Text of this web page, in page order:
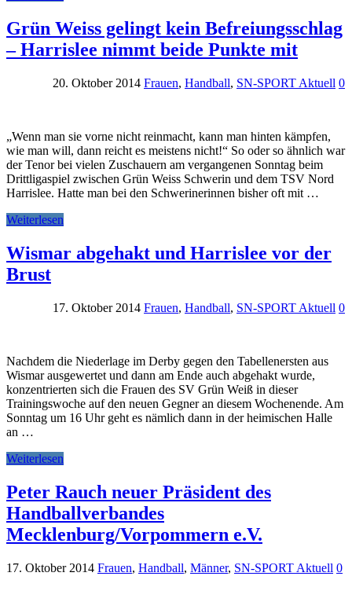
Grün Weiss gelingt kein Befreiungsschlag
– Harrislee nimmt beide Punkte mit
20. Oktober 2014 Frauen, Handball, SN-SPORT Aktuell 0
„Wenn man sie vorne nicht reinmacht, kann man hinten kämpfen,
wie man will, dann reicht es meistens nicht!“ So oder so ähnlich war
der Tenor bei vielen Zuschauern am vergangenen Sonntag beim
Drittligaspiel zwischen Grün Weiss Schwerin und dem TSV Nord
Harrislee. Hatte man bei den Schwerinerinnen bisher oft mit …
Weiterlesen
Wismar abgehakt und Harrislee vor der
Brust
17. Oktober 2014 Frauen, Handball, SN-SPORT Aktuell 0
Nachdem die Niederlage im Derby gegen den Tabellenersten aus
Wismar ausgewertet und dann am Ende auch abgehakt wurde,
konzentrierten sich die Frauen des SV Grün Weiß in dieser
Trainingswoche auf den neuen Gegner an diesem Wochenende. Am
Sonntag um 16 Uhr geht es nämlich dann in der heimischen Halle
an …
Weiterlesen
Peter Rauch neuer Präsident des
Handballverbandes
Mecklenburg/Vorpommern e.V.
17. Oktober 2014 Frauen, Handball, Männer, SN-SPORT Aktuell 0